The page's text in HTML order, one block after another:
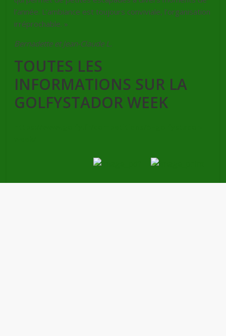
l’année. L’ambiance est toujours conviviale, l’organisation
irréprochable. »
Bernadette et Jean-Claude L.
TOUTES LES
INFORMATIONS SUR LA
GOLFYSTADOR WEEK